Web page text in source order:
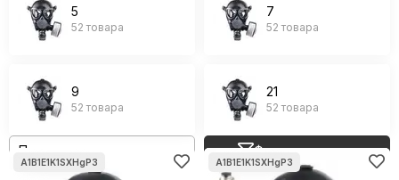
5
52 товара
7
52 товара
9
52 товара
21
52 товара
Фильтр товаров